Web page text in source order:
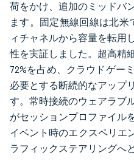
荷をかけ、追加のミッドバ
ます。固定無線回線は北
ィチャネルから容量を転用
性を実証しました。超高精
72%を占め、クラウドゲー
必要とする断続的なアップ
す。常時接続のウェアラブ
がセッションプロファイル
イベント時のエクスペリエ
ラフィックステアリングへ